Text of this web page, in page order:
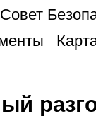
Совет